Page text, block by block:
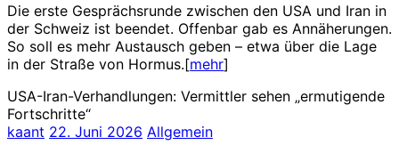
Die erste Gesprächsrunde zwischen den USA und Iran in
der Schweiz ist beendet. Offenbar gab es Annäherungen.
So soll es mehr Austausch geben – etwa über die Lage
in der Straße von Hormus.[mehr]
USA-Iran-Verhandlungen: Vermittler sehen „ermutigende
Fortschritte“
kaant 22. Juni 2026 Allgemein